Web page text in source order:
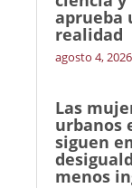
aprueba
realidad
agosto 4, 2026
Las
urbanos
siguen
menos